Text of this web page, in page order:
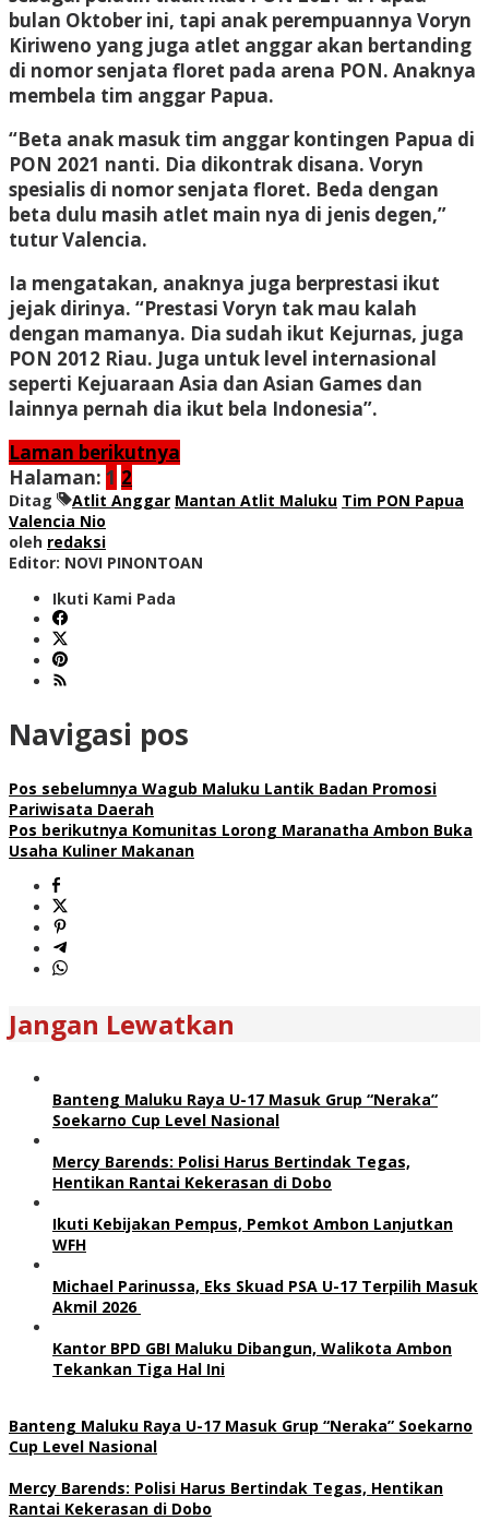
bulan Oktober ini, tapi anak perempuannya Voryn
Kiriweno yang juga atlet anggar akan bertanding
di nomor senjata floret pada arena PON. Anaknya
membela tim anggar Papua.
“Beta anak masuk tim anggar kontingen Papua di
PON 2021 nanti. Dia dikontrak disana. Voryn
spesialis di nomor senjata floret. Beda dengan
beta dulu masih atlet main nya di jenis degen,”
tutur Valencia.
Ia mengatakan, anaknya juga berprestasi ikut
jejak dirinya. “Prestasi Voryn tak mau kalah
dengan mamanya. Dia sudah ikut Kejurnas, juga
PON 2012 Riau. Juga untuk level internasional
seperti Kejuaraan Asia dan Asian Games dan
lainnya pernah dia ikut bela Indonesia”.
Laman berikutnya
Halaman: 1 2
Ditag Atlit Anggar Mantan Atlit Maluku Tim PON Papua
Valencia Nio
oleh redaksi
Editor: NOVI PINONTOAN
Ikuti Kami Pada
Navigasi pos
Pos sebelumnya Wagub Maluku Lantik Badan Promosi
Pariwisata Daerah
Pos berikutnya Komunitas Lorong Maranatha Ambon Buka
Usaha Kuliner Makanan
Jangan Lewatkan
Banteng Maluku Raya U-17 Masuk Grup “Neraka”
Soekarno Cup Level Nasional
Mercy Barends: Polisi Harus Bertindak Tegas,
Hentikan Rantai Kekerasan di Dobo
Ikuti Kebijakan Pempus, Pemkot Ambon Lanjutkan
WFH
Michael Parinussa, Eks Skuad PSA U-17 Terpilih Masuk
Akmil 2026
Kantor BPD GBI Maluku Dibangun, Walikota Ambon
Tekankan Tiga Hal Ini
Banteng Maluku Raya U-17 Masuk Grup “Neraka” Soekarno
Cup Level Nasional
Mercy Barends: Polisi Harus Bertindak Tegas, Hentikan
Rantai Kekerasan di Dobo